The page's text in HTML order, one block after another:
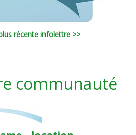
récente infolettre >>
communauté